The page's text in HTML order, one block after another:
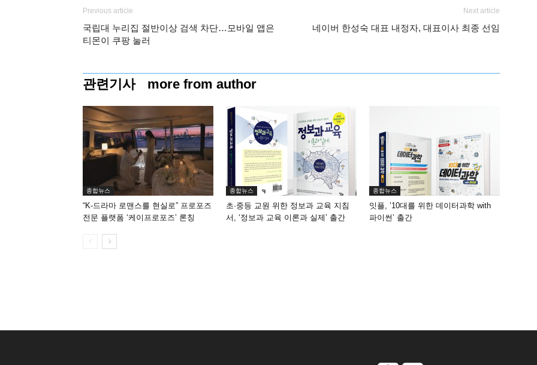
Previous article
국립대 누리집 절반이상 검색 차단…모바일 앱은
티몬이 쿠팡 눌러
Next article
네이버 한성숙 대표 내정자, 대표이사 최종 선임
관련기사 more from author
종합뉴스
“K-드라마 로맨스를 현실로” 프로포즈
전문 플랫폼 ‘케이프로포즈’ 론칭
종합뉴스
초·중등 교원 위한 정보과 교육 지침
서, ‘정보과 교육 이론과 실제’ 출간
종합뉴스
잇플, ’10대를 위한 데이터과학 with
파이썬’ 출간